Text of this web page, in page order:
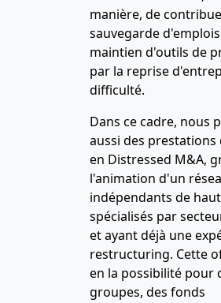
manière, de
sauvegarde
maintien d'outils de
par la reprise
difficulté.
Dans ce cadre, nous
aussi des prestations
en Distressed M&A,
l'animation d'un
indépendants de
spécialisés par
et ayant déjà une
restructuring. Cette
en la possibilité pour
groupes, des fonds